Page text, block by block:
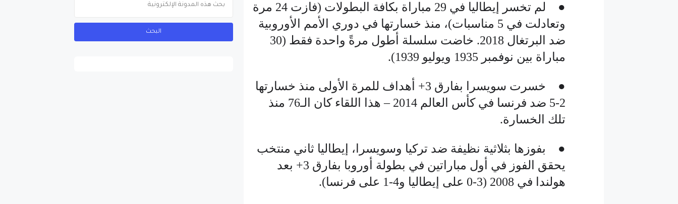
● لم تخسر إيطاليا في 29 مباراة بكافة البطولات (فازت 24 مرة
وتعادلت في 5 مناسبات)، منذ خسارتها في دوري الأمم الأوروبية
ضد البرتغال 2018. خاضت سلسلة أطول مرةً واحدة فقط (30
مباراة بين نوفمبر 1935 ويوليو 1939).
● خسرت سويسرا بفارق 3+ أهداف للمرة الأولى منذ خسارتها
2-5 ضد فرنسا في كأس العالم 2014 – هذا اللقاء كان الـ76 منذ
تلك الخسارة.
● بفوزها بثلاثية نظيفة ضد تركيا وسويسرا، إيطاليا ثاني منتخب
يحقق الفوز في أول مباراتين في بطولة أوروبا بفارق 3+ بعد
هولندا في 2008 (3-0 على إيطاليا و4-1 على فرنسا).